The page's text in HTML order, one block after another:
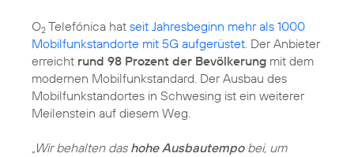
O2 Telefónica hat seit Jahresbeginn mehr als 1000
Mobilfunkstandorte mit 5G aufgerüstet . Der Anbieter
erreicht rund 98 Prozent der Bevölkerung mit dem
modernen Mobilfunkstandard. Der Ausbau des
Mobilfunkstandortes in Schwesing ist ein weiterer
Meilenstein auf diesem Weg.
„Wir behalten das hohe Ausbautempobei, um